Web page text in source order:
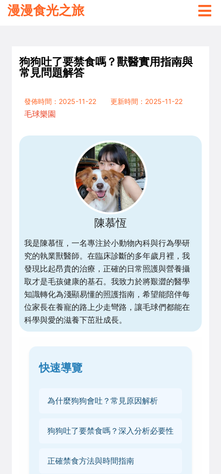
漫漫食光之旅
狗狗吐了要禁食嗎？獸醫實用指南與
常見問題解答
發佈時間：2025-11-22
更新時間：2025-11-22
毛球樂園
陳慕恆
我是陳慕恆，一名專注於小動物內科與行為學研
究的執業獸醫師。在臨床診斷的多年歲月裡，我
發現比起昂貴的治療，正確的日常照護與營養攝
取才是毛孩健康的基石。我致力於將艱澀的醫學
知識轉化為淺顯易懂的照護指南，希望能陪伴每
位家長在養寵的路上少走彎路，讓毛球們都能在
科學與愛的滋養下茁壯成長。
快速導覽
為什麼狗狗會吐？常見原因解析
狗狗吐了要禁食嗎？深入分析必要性
正確禁食方法與時間指南